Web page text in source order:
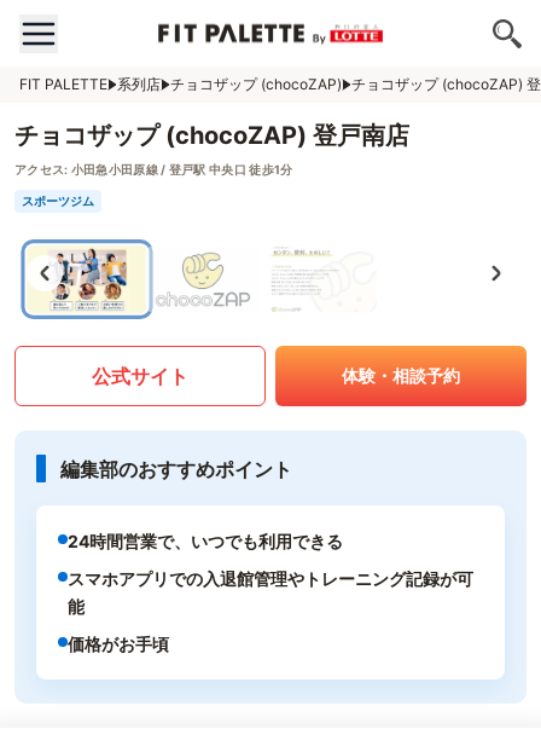
FIT PALETTE 系列店 チョコザップ (chocoZAP) チョコザップ (chocoZAP)
チョコザップ (chocoZAP) 登戸南店
アクセス: 小田急小田原線 / 登戸駅 中央口 徒歩1分
スポーツジム
公式サイト 体験・相談予約
編集部のおすすめポイント
24時間営業で、いつでも利用できる
スマホアプリでの入退館管理やトレーニング記録が可
能
価格がお手頃